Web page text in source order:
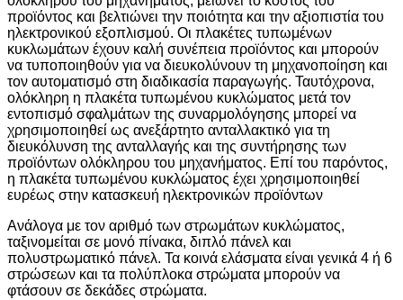
προϊόντος και βελτιώνει την ποιότητα και την αξιοπιστία του
ηλεκτρονικού εξοπλισμού. Οι πλακέτες τυπωμένων
κυκλωμάτων έχουν καλή συνέπεια προϊόντος και μπορούν
να τυποποιηθούν για να διευκολύνουν τη μηχανοποίηση και
τον αυτοματισμό στη διαδικασία παραγωγής. Ταυτόχρονα,
ολόκληρη η πλακέτα τυπωμένου κυκλώματος μετά τον
εντοπισμό σφαλμάτων της συναρμολόγησης μπορεί να
χρησιμοποιηθεί ως ανεξάρτητο ανταλλακτικό για τη
διευκόλυνση της ανταλλαγής και της συντήρησης των
προϊόντων ολόκληρου του μηχανήματος. Επί του παρόντος,
η πλακέτα τυπωμένου κυκλώματος έχει χρησιμοποιηθεί
ευρέως στην κατασκευή ηλεκτρονικών προϊόντων
Ανάλογα με τον αριθμό των στρωμάτων κυκλώματος,
ταξινομείται σε μονό πίνακα, διπλό πάνελ και
πολυστρωματικό πάνελ. Τα κοινά ελάσματα είναι γενικά 4 ή 6
στρώσεων και τα πολύπλοκα στρώματα μπορούν να
φτάσουν σε δεκάδες στρώματα.